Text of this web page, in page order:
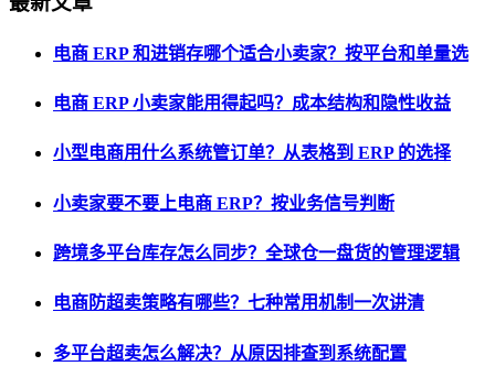
电商 ERP 和进销存哪个适合小卖家？按平台和单量选
电商 ERP 小卖家能用得起吗？成本结构和隐性收益
小型电商用什么系统管订单？从表格到 ERP 的选择
小卖家要不要上电商 ERP？按业务信号判断
跨境多平台库存怎么同步？全球仓一盘货的管理逻辑
电商防超卖策略有哪些？七种常用机制一次讲清
多平台超卖怎么解决？从原因排查到系统配置